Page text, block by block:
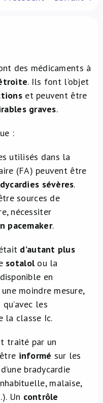
des médicaments à
. Ils font l’objet
et peuvent être
graves.
:
utilisés dans la
(FA) peuvent être
sévères.
sources de
nécessiter
pacemaker.
d’autant plus
sotalolou la
en
moindre mesure,
qu’avec les
la classe Ic.
traité par un
informé sur les
bradycardie
malaise,
Un contrôle